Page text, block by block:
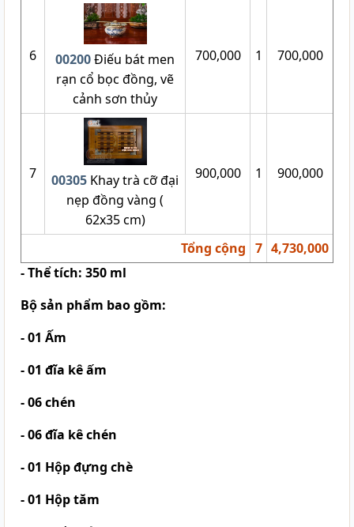
6 00200Điếu bát men
rạn cổ bọc đồng, vẽ
cảnh sơn thủy
700,000 1 700,000
7 00305 Khay trà cỡ đại
nẹp đồng vàng (
62x35 cm)
900,000 1 900,000
Tổng cộng 7 4,730,000
- Thể tích: 350 ml
Bộ sản phẩm bao gồm:
- 01 Ấm
- 01 đĩa kê ấm
- 06 chén
- 06 đĩa kê chén
- 01 Hộp đựng chè
- 01 Hộp tăm